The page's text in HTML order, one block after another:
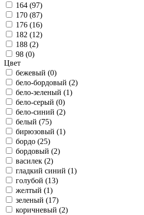
164 (97)
170 (87)
176 (16)
182 (12)
188 (2)
98 (0)
Цвет
бежевый (0)
бело-бордовый (2)
бело-зеленый (1)
бело-серый (0)
бело-синий (2)
белый (75)
бирюзовый (1)
бордо (25)
бордовый (2)
василек (2)
гладкий синий (1)
голубой (13)
желтый (1)
зеленый (17)
коричневый (2)